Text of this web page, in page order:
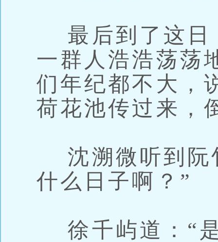
最后到了这日
一群人浩浩荡荡
们年纪都不大，
荷花池传过来，
沈溯微听到阮
什么日子啊？”
徐千屿道：“